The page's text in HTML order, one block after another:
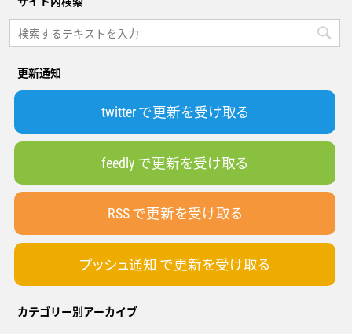
更新通知
twitter で更新を受け取る
feedly で更新を受け取る
RSS で更新を受け取る
プッシュ通知 で更新を受け取る
カテゴリー別アーカイブ